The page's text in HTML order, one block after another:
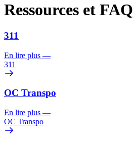
Ressources et FAQ
311
En lire plus —
311
OC Transpo
En lire plus —
OC Transpo